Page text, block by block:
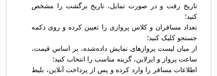
تاریخ رفت و در صورت تمایل، تاریخ برگشت را مشخص
کنید؛
تعداد مسافران و کلاس پروازی را تعیین کرده و روی دکمه
جستجو کلیک کنید؛
از میان لیست پروازهای نمایش داده‌شده، بر اساس قیمت،
ساعت پرواز و ایرلاین، گزینه مناسب را انتخاب کنید؛
اطلاعات مسافر را وارد کرده و پس از پرداخت آنلاین، بلیط